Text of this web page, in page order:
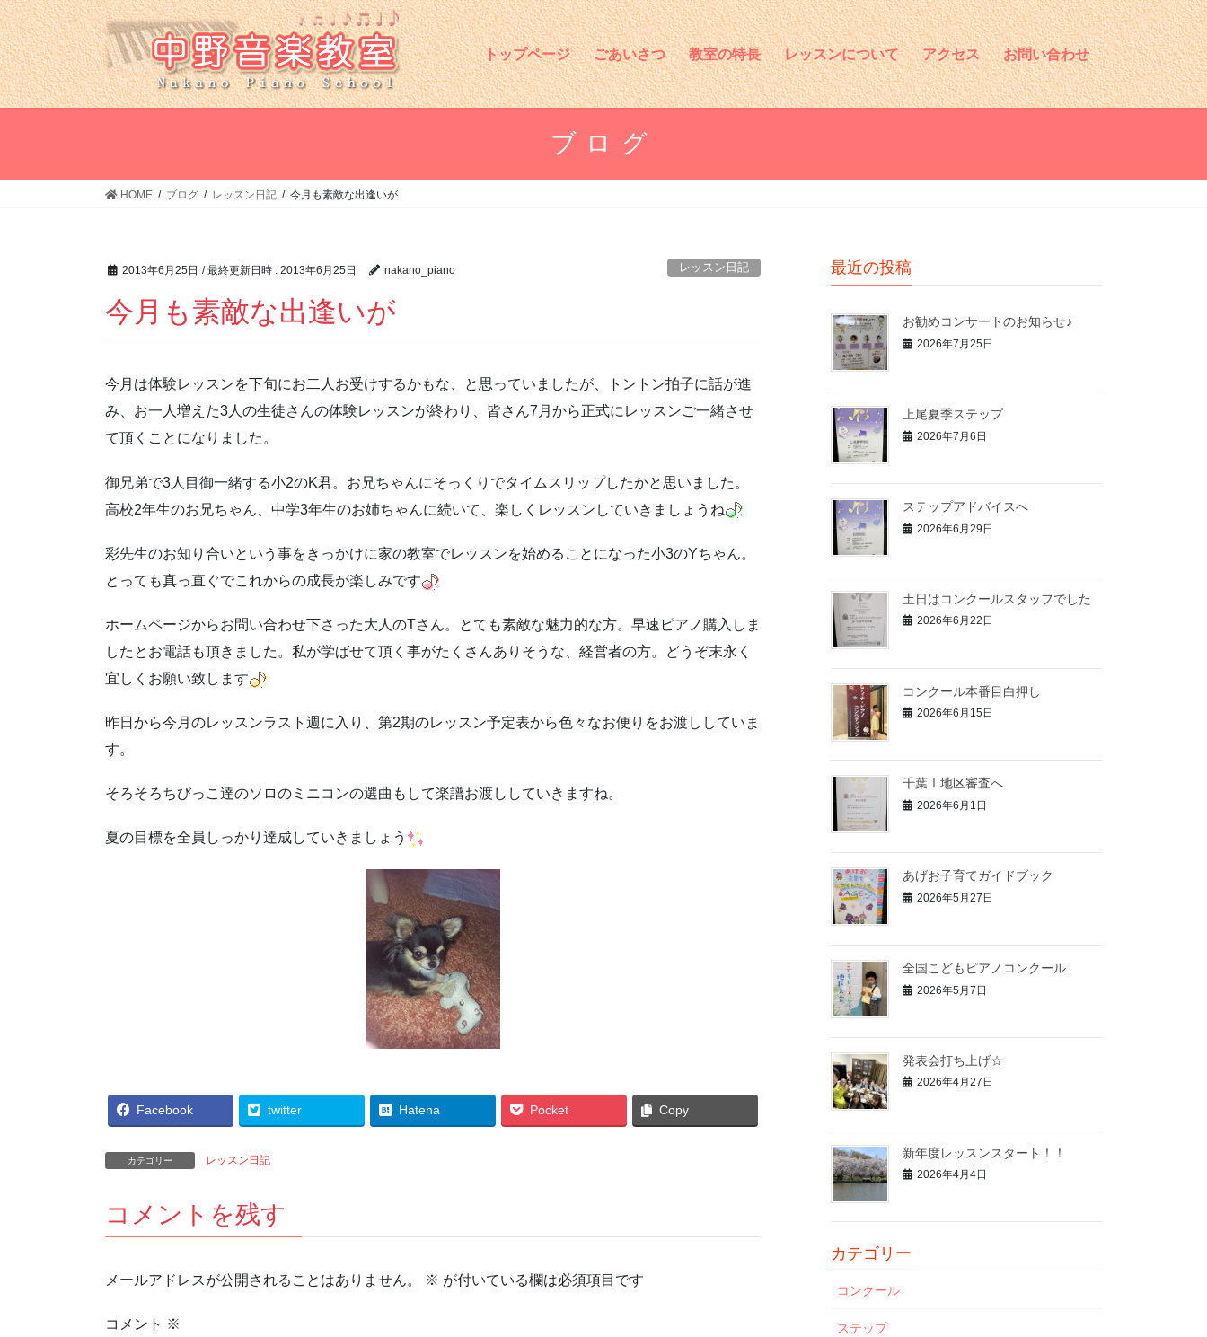
コ
ン
テ
ン
ツ
ッ
ナ
ビ
ゲ
ー
シ
移
トップページ ごあいさつ 教室の特長 レッスンについて アクセス お問い合わせ
ブログ
HOME ブログ レッスン日記 今月も素敵な出逢いが
2013年6月25日 / 最終更新日時 : 2013年6月25日 nakano_piano レッスン日記
今月も素敵な出逢いが
今月は体験レッスンを下旬にお二人お受けするかもな、と思っていましたが、トントン拍子に話が進
み、お一人増えた3人の生徒さんの体験レッスンが終わり、皆さん7月から正式にレッスンご一緒させ
て頂くことになりました。
御兄弟で3人目御一緒する小2のK君。お兄ちゃんにそっくりでタイムスリップしたかと思いました。
高校2年生のお兄ちゃん、中学3年生のお姉ちゃんに続いて、楽しくレッスンしていきましょうね
彩先生のお知り合いという事をきっかけに家の教室でレッスンを始めることになった小3のYちゃん。
とっても真っ直ぐでこれからの成長が楽しみです
ホームページからお問い合わせ下さった大人のTさん。とても素敵な魅力的な方。早速ピアノ購入しま
したとお電話も頂きました。私が学ばせて頂く事がたくさんありそうな、経営者の方。どうぞ末永く
宜しくお願い致します
昨日から今月のレッスンラスト週に入り、第2期のレッスン予定表から色々なお便りをお渡ししていま
す。
そろそろちびっこ達のソロのミニコンの選曲もして楽譜お渡ししていきますね。
夏の目標を全員しっかり達成していきましょう
Facebook twitter Hatena Pocket Copy
カテゴリー レッスン日記
コメントを残す
メールアドレスが公開されることはありません。 ※ が付いている欄は必須項目です
コメント ※
最近の投稿
お勧めコンサートのお知らせ♪
2026年7月25日
上尾夏季ステップ
2026年7月6日
ステップアドバイスへ
2026年6月29日
土日はコンクールスタッフでした
2026年6月22日
コンクール本番目白押し
2026年6月15日
千葉Ⅰ地区審査へ
2026年6月1日
あげお子育てガイドブック
2026年5月27日
全国こどもピアノコンクール
2026年5月7日
発表会打ち上げ☆
2026年4月27日
新年度レッスンスタート！！
2026年4月4日
カテゴリー
コンクール
ステップ